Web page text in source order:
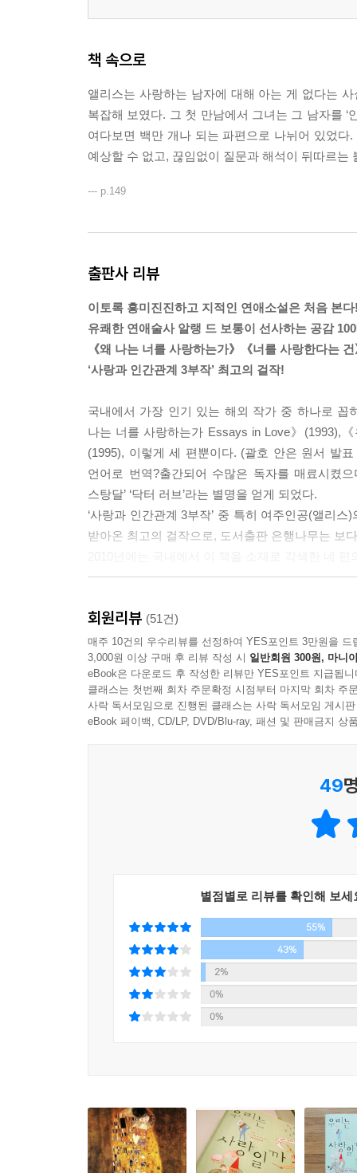
책 속으로
앨리스는 사랑하는 남자에 대해 아는 게 없다는
복잡해 보였다. 그 첫 만남에서 그녀는 그 남자를
여다보면 백만 개나 되는 파편으로 나뉘어 있었
예상할 수 없고, 끊임없이 질문과 해석이 뒤따르는
--- p.149
출판사 리뷰
이토록 흥미진진하고 지적인 연애소설은 처음 본
유쾌한 연애술사 알랭 드 보통이 선사하는 공감
《왜 나는 너를 사랑하는가》《너를 사랑한다는
‘사랑과 인간관계 3부작’ 최고의 걸작!
국내에서 가장 인기 있는 해외 작가 중 하나로 꼽
나는 너를 사랑하는가 Essays in Love》(1993),
(1995), 이렇게 세 편뿐이다. (괄호 안은 원서 발
언어로 번역?출간되어 수많은 독자를 매료시켰
스탕달’ ‘닥터 러브’라는 별명을 얻게 되었다.
‘사랑과 인간관계 3부작’ 중 특히 여주인공(앨리
받아온 최고의 걸작으로, 도서출판 은행나무는 보
연애의 탄생에서 결실까지, 남녀의 심리를 꿰뚫는
그 누가 고리타분한 연애 이야기를 알랭 드 보통
소설들로 독자들에게 널리 사랑받아온 그의 ‘사
다양한 현학적 분석과 세밀한 심리 묘사를 통해
하지만 이번 소설 속 주인공은 바로 이 책의 주요
있을 독자들에게 앨리스는 그러한 자신의 모습
속에서 성숙한 사랑으로 완성되어 가는가를 간명
사랑의 권력은 아무것도 주지 않을 수 있는
의존적이고 바라는 게 많은 사람에게 힘들이지 않
양쪽이 저울의 수평을 유지할 때에만, 한쪽이 “
존재를 잊을 수 있다. - 171~172쪽
그는 이 책을 통해 포물선과도 같은 사랑의 경과
건축, 쇼핑, 종교 등 로맨스와는 전혀 무관해 보이
이 소설은 단순히 낭만적 사랑을 꿈꾸는 이들로
지적 유희와 시대를 뛰어넘는 놀라운 통찰력,
고수한다.
회원리뷰 (51건)
매주 10건의 우수리뷰를 선정하여 YES포인트 3만원을 드
3,000원 이상 구매 후 리뷰 작성 시 일반회원 300원, 마니
eBook은 다운로드 후 작성한 리뷰만 YES포인트 지급됩니
클래스는 첫번째 회차 주문확정 시점부터 마지막 회차 주
사락 독서모임으로 진행된 클래스는 사락 독서모임 게시
eBook 페이백, CD/LP, DVD/Blu-ray, 패션 및 판매금지 상
49
별점별로 리뷰를 확인해 보세
55%
43%
2%
0%
0%